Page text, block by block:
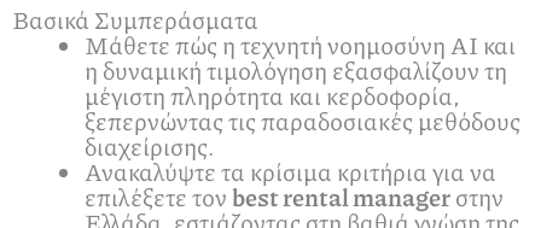
Βασικά Συμπεράσματα
Μάθετε πώς η τεχνητή νοημοσύνη AI και
η δυναμική τιμολόγηση εξασφαλίζουν τη
μέγιστη πληρότητα και κερδοφορία,
ξεπερνώντας τις παραδοσιακές μεθόδους
διαχείρισης.
Ανακαλύψτε τα κρίσιμα κριτήρια για να
επιλέξετε τον best rental managerστην